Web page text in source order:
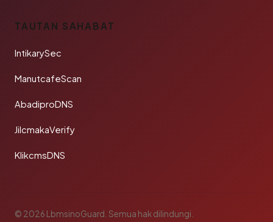
TAUTAN SAHABAT
IntikarySec
ManutcafeScan
AbadiproDNS
JilcmakaVerify
KlikcmsDNS
© 2026 LbmsinoGuard. Semua hak dilindungi.